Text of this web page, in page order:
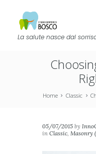
La salute nasce dal
Home Classic
05/07/2015 by
in Classic, Masonry